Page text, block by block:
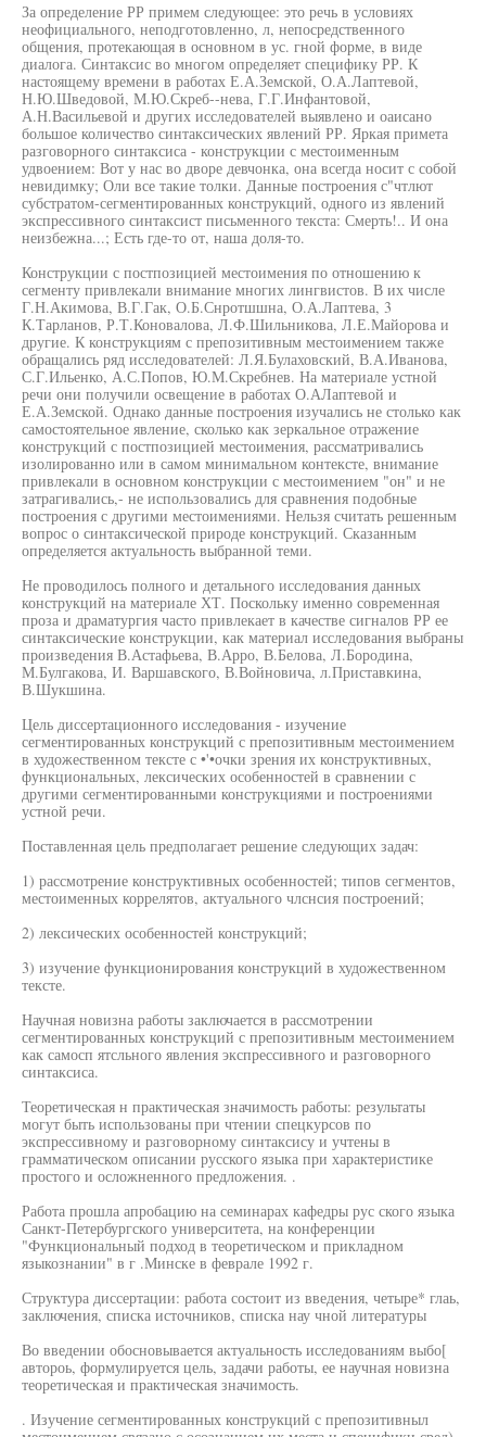
За определение РР примем следующее: это речь в условиях
неофициального, неподготовленно, л, непосредственного
общения, протекающая в основном в ус. гной форме, в виде
диалога. Синтаксис во многом определяет специфику РР. К
настоящему времени в работах Е.А.Земской, О.А.Лаптевой,
Н.Ю.Шведовой, М.Ю.Скреб--нева, Г.Г.Инфантовой,
А.Н.Васильевой и других исследователей выявлено и оаисано
большое количество синтаксических явлений РР. Яркая примета
разговорного синтаксиса - конструкции с местоименным
удвоением: Вот у нас во дворе девчонка, она всегда носит с собой
невидимку; Оли все такие толки. Данные построения с"чтлют
субстратом-сегментированных конструкций, одного из явлений
экспрессивного синтаксист письменного текста: Смерть!.. И она
неизбежна...; Есть где-то от, наша доля-то.
Конструкции с постпозицией местоимения по отношению к
сегменту привлекали внимание многих лингвистов. В их числе
Г.Н.Акимова, В.Г.Гак, О.Б.Снротшшна, О.А.Лаптева, 3
К.Тарланов, Р.Т.Коновалова, Л.Ф.Шильникова, Л.Е.Майорова и
другие. К конструкциям с препозитивным местоимением также
обращались ряд исследователей: Л.Я.Булаховский, В.А.Иванова,
С.Г.Ильенко, А.С.Попов, Ю.М.Скребнев. На материале устной
речи они получили освещение в работах О.АЛаптевой и
Е.А.Земской. Однако данные построения изучались не столько как
самостоятельное явление, сколько как зеркальное отражение
конструкций с постпозицией местоимения, рассматривались
изолированно или в самом минимальном контексте, внимание
привлекали в основном конструкции с местоимением "он" и не
затрагивались,- не использовались для сравнения подобные
построения с другими местоимениями. Нельзя считать решенным
вопрос о синтаксической природе конструкций. Сказанным
определяется актуальность выбранной теми.
Не проводилось полного и детального исследования данных
конструкций на материале ХТ. Поскольку именно современная
проза и драматургия часто привлекает в качестве сигналов РР ее
синтаксические конструкции, как материал исследования выбраны
произведения В.Астафьева, В.Арро, В.Белова, Л.Бородина,
М.Булгакова, И. Варшавского, В.Войновича, л.Приставкина,
В.Шукшина.
Цель диссертационного исследования - изучение
сегментированных конструкций с препозитивным местоимением
в художественном тексте с •'•очки зрения их конструктивных,
функциональных, лексических особенностей в сравнении с
другими сегментированными конструкциями и построениями
устной речи.
Поставленная цель предполагает решение следующих задач:
1) рассмотрение конструктивных особенностей; типов сегментов,
местоименных коррелятов, актуального члснсия построений;
2) лексических особенностей конструкций;
3) изучение функционирования конструкций в художественном
тексте.
Научная новизна работы заключается в рассмотрении
сегментированных конструкций с препозитивным местоимением
как самосп ятсльного явления экспрессивного и разговорного
синтаксиса.
Теоретическая н практическая значимость работы: результаты
могут быть использованы при чтении спецкурсов по
экспрессивному и разговорному синтаксису и учтены в
грамматическом описании русского языка при характеристике
простого и осложненного предложения. .
Работа прошла апробацию на семинарах кафедры рус ского языка
Санкт-Петербургского университета, на конференции
"Функциональный подход в теоретическом и прикладном
языкознании" в г .Минске в феврале 1992 г.
Структура диссертации: работа состоит из введения, четыре* глаь,
заключения, списка источников, списка нау чной литературы
Во введении обосновывается актуальность исследованиям выбо[
автороь, формулируется цель, задачи работы, ее научная новизна
теоретическая и практическая значимость.
. Изучение сегментированных конструкций с препозитивныл